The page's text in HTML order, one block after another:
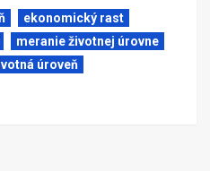
ekonomický rast
meranie životnej úrovne
úroveň